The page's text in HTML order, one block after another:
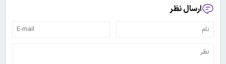
ارسال نظر